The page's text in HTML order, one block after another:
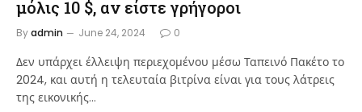
μόλις 10 $, αν είστε γρήγοροι
Byadmin June 24, 2024 0
Δεν υπάρχει έλλειψη περιεχομένου μέσω Ταπεινό Πακέτο το
2024, και αυτή η τελευταία βιτρίνα είναι για τους λάτρεις
της εικονικής…